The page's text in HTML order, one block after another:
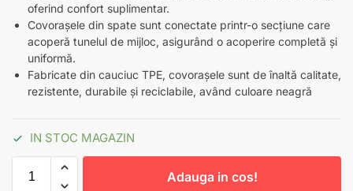
oferind confort suplimentar.
Covorașele din spate sunt conectate printr-o secțiune care
acoperă tunelul de mijloc, asigurând o acoperire completă și
uniformă.
Fabricate din cauciuc TPE, covorașele sunt de înaltă calitate,
rezistente, durabile și reciclabile, având culoare neagră
IN STOC MAGAZIN
Adauga in cos!